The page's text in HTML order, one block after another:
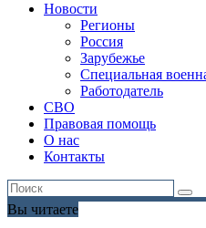
Новости
Регионы
Россия
Зарубежье
Специальная
Работодатель
СВО
Правовая помощь
О нас
Контакты
Вы читаете